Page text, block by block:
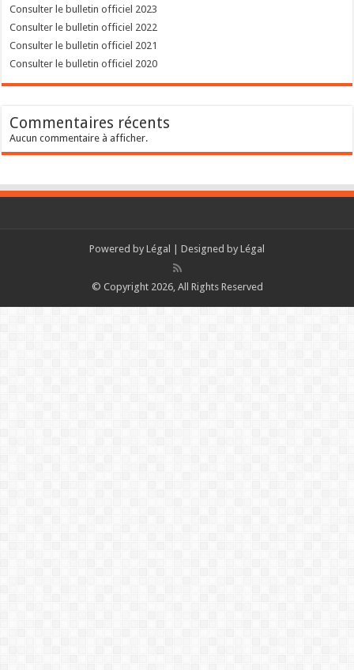
Consulter le bulletin officiel 2023
Consulter le bulletin officiel 2022
Consulter le bulletin officiel 2021
Consulter le bulletin officiel 2020
Commentaires récents
Aucun commentaire à afficher.
Powered by Légal | Designed by Légal
© Copyright 2026, All Rights Reserved